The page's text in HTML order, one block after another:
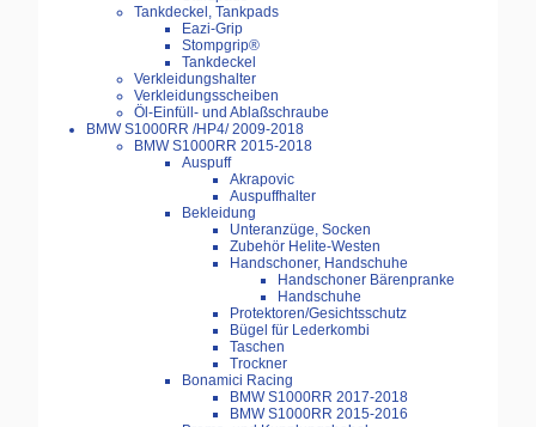
Tankdeckel, Tankpads
Eazi-Grip
Stompgrip®
Tankdeckel
Verkleidungshalter
Verkleidungsscheiben
Öl-Einfüll- und Ablaßschraube
BMW S1000RR /HP4/ 2009-2018
BMW S1000RR 2015-2018
Auspuff
Akrapovic
Auspuffhalter
Bekleidung
Unteranzüge, Socken
Zubehör Helite-Westen
Handschoner, Handschuhe
Handschoner Bärenpranke
Handschuhe
Protektoren/Gesichtsschutz
Bügel für Lederkombi
Taschen
Trockner
Bonamici Racing
BMW S1000RR 2017-2018
BMW S1000RR 2015-2016